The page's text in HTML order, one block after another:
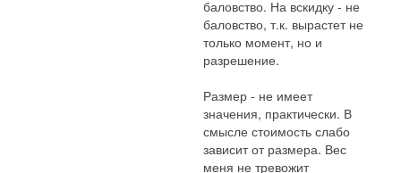
баловство. На вскидку - не
баловство, т.к. вырастет не
только момент, но и
разрешение.
Размер - не имеет
значения, практически. В
смысле стоимость слабо
зависит от размера. Вес
меня не тревожит